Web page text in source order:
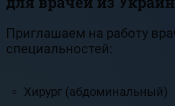
Приглашаем на работу
специальностей:
Хирург (абдоминальный)